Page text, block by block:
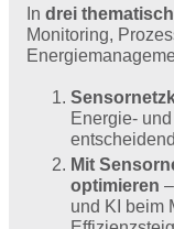
In drei
Monitoring,
Energie-
Mit
optimieren
und KI beim